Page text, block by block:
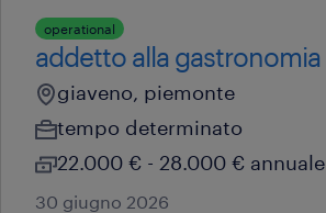
operational
addetto alla gastronomia
giaveno, piemonte
tempo determinato
22.000 € - 28.000 € annuale
30 giugno 2026